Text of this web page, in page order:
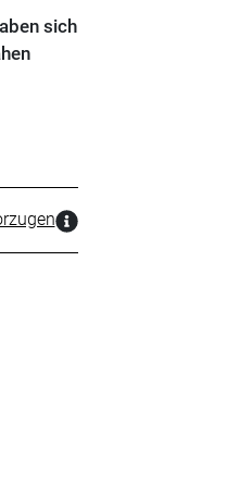
sich